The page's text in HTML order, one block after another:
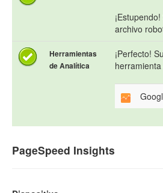
archivo
Herramientas
de Analítica
¡Perfecto!
PageSpeed Insights